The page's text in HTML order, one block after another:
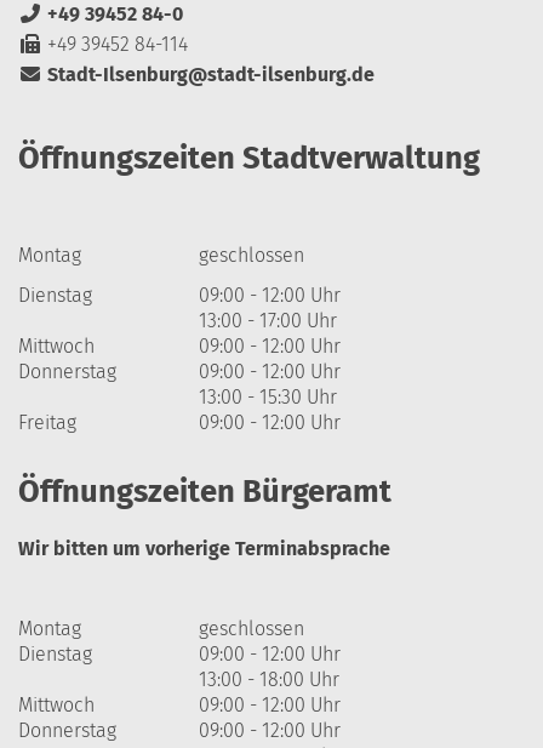
+49 39452 84-0
+49 39452 84-114
Stadt-Ilsenburg@stadt-ilsenburg.de
Öffnungszeiten Stadtverwaltung
Montag
geschlossen
Dienstag
09:00 - 12:00 Uhr
13:00 - 17:00 Uhr
Mittwoch
09:00 - 12:00 Uhr
Donnerstag
09:00 - 12:00 Uhr
13:00 - 15:30 Uhr
Freitag
09:00 - 12:00 Uhr
Öffnungszeiten Bürgeramt
Wir bitten um vorherige Terminabsprache
Montag
geschlossen
Dienstag
09:00 - 12:00 Uhr
13:00 - 18:00 Uhr
Mittwoch
09:00 - 12:00 Uhr
Donnerstag
09:00 - 12:00 Uhr